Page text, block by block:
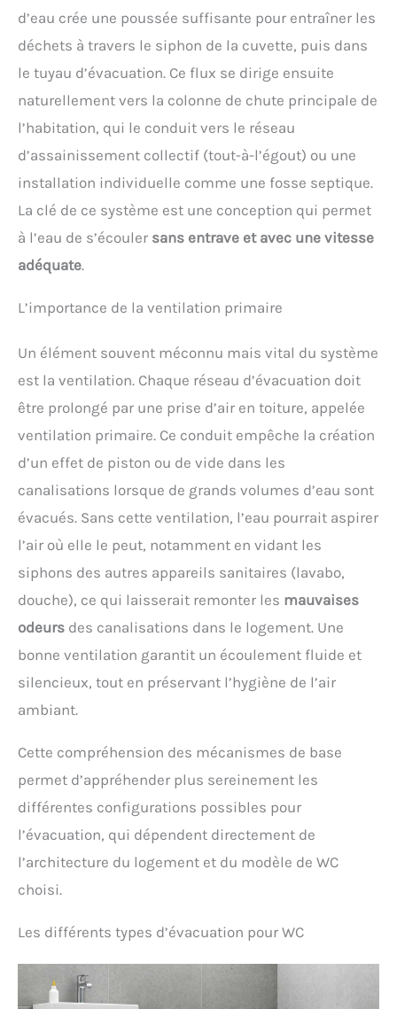
d’eau crée une poussée suffisante pour entraîner les
déchets à travers le siphon de la cuvette, puis dans
le tuyau d’évacuation. Ce flux se dirige ensuite
naturellement vers la colonne de chute principale de
l’habitation, qui le conduit vers le réseau
d’assainissement collectif (tout-à-l’égout) ou une
installation individuelle comme une fosse septique.
La clé de ce système est une conception qui permet
à l’eau de s’écouler sans entrave et avec une vitesse
adéquate.
L’importance de la ventilation primaire
Un élément souvent méconnu mais vital du système
est la ventilation. Chaque réseau d’évacuation doit
être prolongé par une prise d’air en toiture, appelée
ventilation primaire. Ce conduit empêche la création
d’un effet de piston ou de vide dans les
canalisations lorsque de grands volumes d’eau sont
évacués. Sans cette ventilation, l’eau pourrait aspirer
l’air où elle le peut, notamment en vidant les
siphons des autres appareils sanitaires (lavabo,
douche), ce qui laisserait remonter les mauvaises
odeurs des canalisations dans le logement. Une
bonne ventilation garantit un écoulement fluide et
silencieux, tout en préservant l’hygiène de l’air
ambiant.
Cette compréhension des mécanismes de base
permet d’appréhender plus sereinement les
différentes configurations possibles pour
l’évacuation, qui dépendent directement de
l’architecture du logement et du modèle de WC
choisi.
Les différents types d’évacuation pour WC